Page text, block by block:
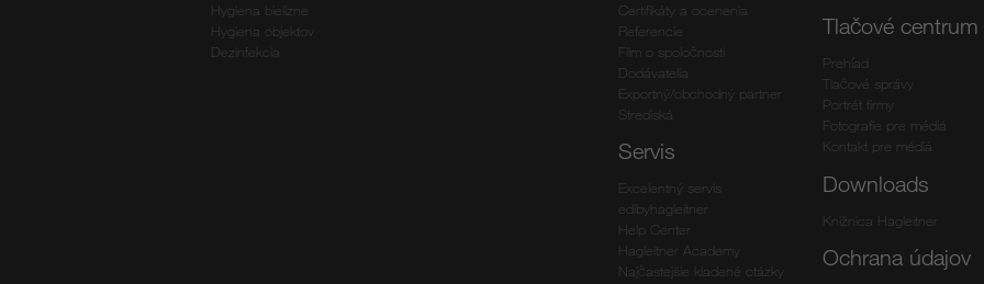
Hygiena bielizne
Hygiena objektov
Dezinfekcia
Certifikáty a ocenenia
Referencie
Film o spoločnosti
Dodávatelia
Exportný/obchodný partner
Strediská
Servis
Excelentný servis
edibyhagleitner
Help Center
Hagleitner Academy
Najčastejšie kladené otázky
Tlačové centrum
Prehľad
Tlačové správy
Portrét firmy
Fotografie pre médiá
Kontakt pre médiá
Downloads
Knižnica Hagleitner
Ochrana údajov